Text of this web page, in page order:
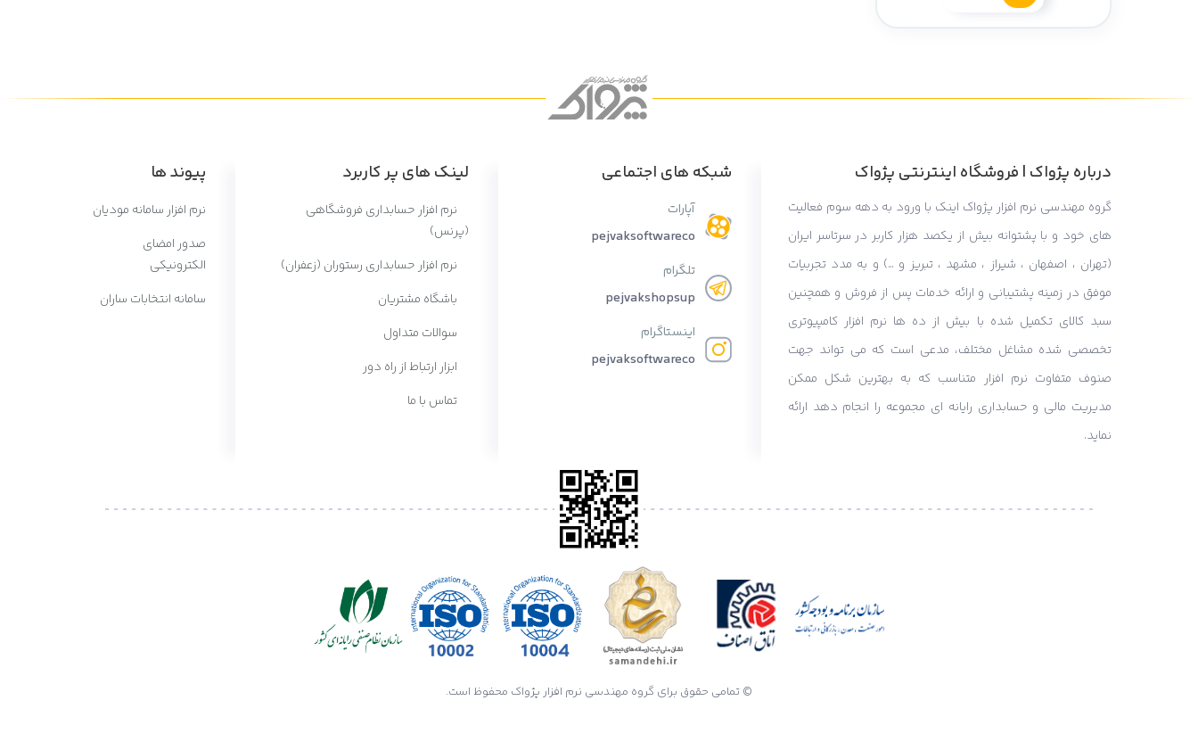
درباره پژواک | فروشگاه اینترنتی پژواک
گروه مهندسی نرم افزار پژواک اینک با ورود به دهه سوم فعالیت
های خود و با پشتوانه بیش از یکصد هزار کاربر در سرتاسر ایران
(تهران ، اصفهان ، شیراز ، مشهد ، تبریز و …) و به مدد تجربیات
موفق در زمینه پشتیبانی و ارائه خدمات پس از فروش و همچنین
سبد کالای تکمیل شده با بیش از ده ها نرم افزار کامپیوتری
تخصصی شده مشاغل مختلف، مدعی است که می تواند جهت
صنوف متفاوت نرم افزار متناسب که به بهترین شکل ممکن
مدیریت مالی و حسابداری رایانه ای مجموعه را انجام دهد ارائه
نماید.
شبکه های اجتماعی
آپارات
pejvaksoftwareco
تلگرام
pejvakshopsup
اینستاگرام
pejvaksoftwareco
لینک های پر کاربرد
نرم افزار حسابداری فروشگاهی
(پرنس)
نرم افزار حسابداری رستوران (زعفران)
باشگاه مشتریان
سوالات متداول
ابزار ارتباط از راه دور
تماس با ما
پیوند ها
نرم افزار سامانه مودیان
صدور امضای
الکترونیکی
سامانه انتخابات ساران
© تمامی حقوق برای گروه مهندسی نرم افزار پژواک محفوظ است.